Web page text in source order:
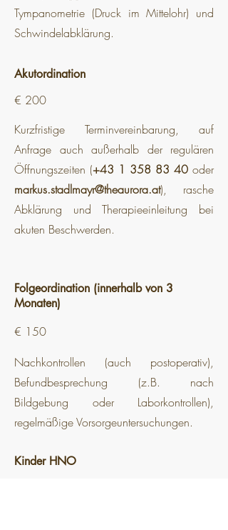
Tympanometrie (Druck im Mittelohr) und
Schwindelabklärung.
Akutordination
€ 200
Kurzfristige Terminvereinbarung, auf
Anfrage auch außerhalb der regulären
Öffnungszeiten (+43 1 358 83 40 oder
markus.stadlmayr@theaurora.at), rasche
Abklärung und Therapieeinleitung bei
akuten Beschwerden.
Folgeordination (innerhalb von 3
Monaten)
€ 150
Nachkontrollen (auch postoperativ),
Befundbesprechung (z.B. nach
Bildgebung oder Laborkontrollen),
regelmäßige Vorsorgeuntersuchungen.
Kinder HNO